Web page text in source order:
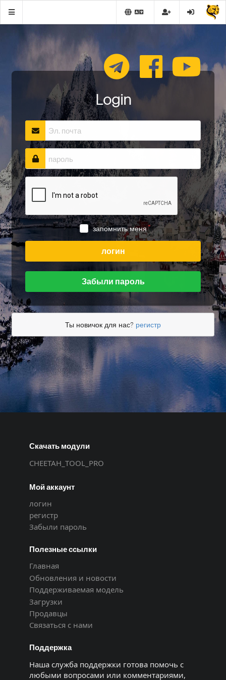
Login
запомнить меня
логин
Забыли пароль
Ты новичок для нас? регистр
Скачать модули
CHEETAH_TOOL_PRO
Мой аккаунт
логин
регистр
Забыли пароль
Полезные ссылки
Главная
Обновления и новости
Поддерживаемая модель
Загрузки
Продавцы
Связаться с нами
Поддержка
Наша служба поддержки готова помочь с
любыми вопросами или комментариями,